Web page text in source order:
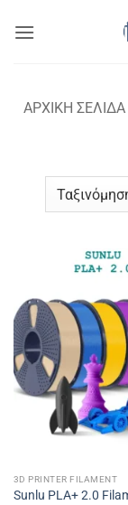
στο
ΑΡΧΙΚΉ ΣΕΛΊΔΑ
3D PRINTER FILAMENT
Sunlu PLA+ 2.0